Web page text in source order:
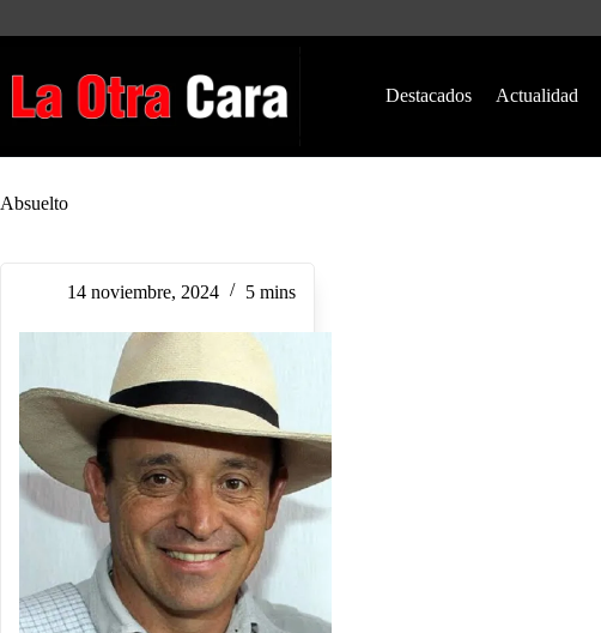
Destacados Actualidad
Absuelto
14 noviembre, 2024 5 mins